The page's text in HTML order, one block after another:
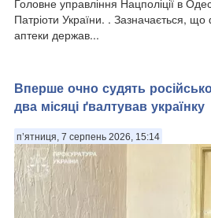
Патріоти України. . Зазначається, що
аптеки держав...
Вперше очно судять
два місяці ґвалтував українку
п’ятниця, 7 серпень 2026, 15:14